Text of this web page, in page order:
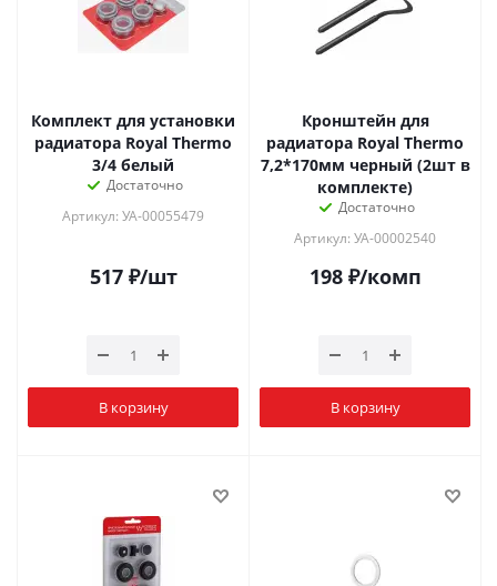
Комплект для установки
радиатора Royal Thermo
3/4 белый
Достаточно
Артикул: УА-00055479
517₽/шт
В корзину
Кронштейн для
радиатора Royal Thermo
7,2*170мм черный (2шт в
комплекте)
Достаточно
Артикул: УА-00002540
198₽/комп
В корзину